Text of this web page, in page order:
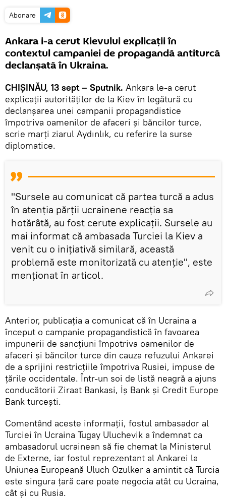
Abonare
Ankara i-a cerut Kievului explicații în
contextul campaniei de propagandă antiturcă
declanșată în Ukraina.
CHIȘINĂU, 13 sept – Sputnik. Ankara le-a cerut
explicații autorităților de la Kiev în legătură cu
declanșarea unei campanii propagandistice
împotriva oamenilor de afaceri și băncilor turce,
scrie marți ziarul Aydınlık, cu referire la surse
diplomatice.
"Sursele au comunicat că partea turcă a adus
în atenția părții ucrainene reacția sa
hotărâtă, au fost cerute explicații. Sursele au
mai informat că ambasada Turciei la Kiev a
venit cu o inițiativă similară, această
problemă este monitorizată cu atenție", este
menționat în articol.
Anterior, publicația a comunicat că în Ucraina a
început o campanie propagandistică în favoarea
impunerii de sancțiuni împotriva oamenilor de
afaceri și băncilor turce din cauza refuzului Ankarei
de a sprijini restricțiile împotriva Rusiei, impuse de
țările occidentale. Într-un soi de listă neagră a ajuns
conducătorii Ziraat Bankasi, İş Bank și Credit Europe
Bank turcești.
Comentând aceste informații, fostul ambasador al
Turciei în Ucraina Tugay Uluchevik a îndemnat ca
ambasadorul ucrainean să fie chemat la Ministerul
de Externe, iar fostul reprezentant al Ankarei la
Uniunea Europeană Uluch Ozulker a amintit că Turcia
este singura țară care poate negocia atât cu Ucraina,
cât și cu Rusia.